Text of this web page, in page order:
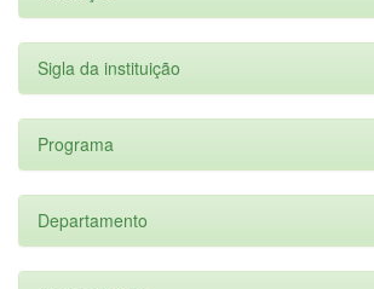
Sigla da instituição
Programa
Departamento